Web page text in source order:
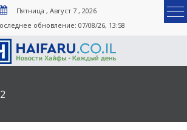
Пятница , Август 7 , 2026
обновление: 07/08/26, 13:58